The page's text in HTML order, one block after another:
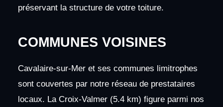
préservant la structure de votre toiture.
COMMUNES VOISINES
Cavalaire-sur-Mer et ses communes limitrophes
sont couvertes par notre réseau de prestataires
locaux. La Croix-Valmer (5.4 km) figure parmi nos